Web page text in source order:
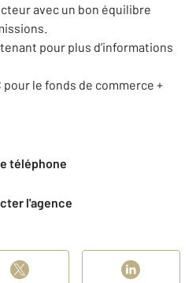
avec un bon équilibre
pour plus d’informations
pour le fonds de commerce +
le téléphone
l'agence